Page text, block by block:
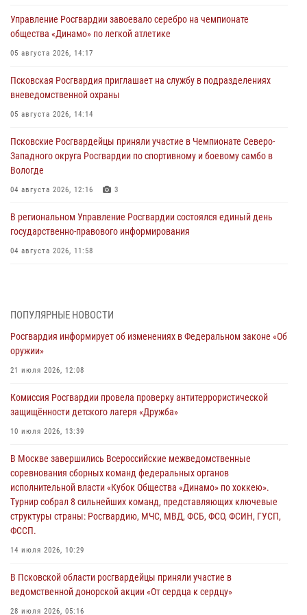
Управление Росгвардии завоевало серебро на чемпионате
общества «Динамо» по легкой атлетике
05 августа 2026, 14:17
Псковская Росгвардия приглашает на службу в подразделениях
вневедомственной охраны
05 августа 2026, 14:14
Псковские Росгвардейцы приняли участие в Чемпионате Северо-
Западного округа Росгвардии по спортивному и боевому самбо в
Вологде
04 августа 2026, 12:16 3
В региональном Управление Росгвардии состоялся единый день
государственно-правового информирования
04 августа 2026, 11:58
03 августа 2026, 17:21
21 единицу оружия изъяли Псковские росгвардейцы за неделю
03 августа 2026, 14:10
безопасности во время празднования Дня ВДВ
02 августа 2026, 13:28
улицу Труда
31 июля 2026, 13:53
В Санкт-Петербурге прошел окружной этап ежегодного
Всероссийского конкурса профессионального мастерства среди
сотрудников вневедомственной охраны Росгвардии, Псковские
Росгвардейцы одержали победу
ПОПУЛЯРНЫЕ НОВОСТИ
Росгвардия информирует об изменениях в Федеральном законе «Об
оружии»
21 июля 2026, 12:08
Комиссия Росгвардии провела проверку антитеррористической
защищённости детского лагеря «Дружба»
10 июля 2026, 13:39
В Москве завершились Всероссийские межведомственные
соревнования сборных команд федеральных органов
исполнительной власти «Кубок Общества «Динамо» по хоккею».
Турнир собрал 8 сильнейших команд, представляющих ключевые
структуры страны: Росгвардию, МЧС, МВД, ФСБ, ФСО, ФСИН, ГУСП,
ФССП.
14 июля 2026, 10:29
В Псковской области росгвардейцы приняли участие в
ведомственной донорской акции «От сердца к сердцу»
28 июля 2026, 05:16